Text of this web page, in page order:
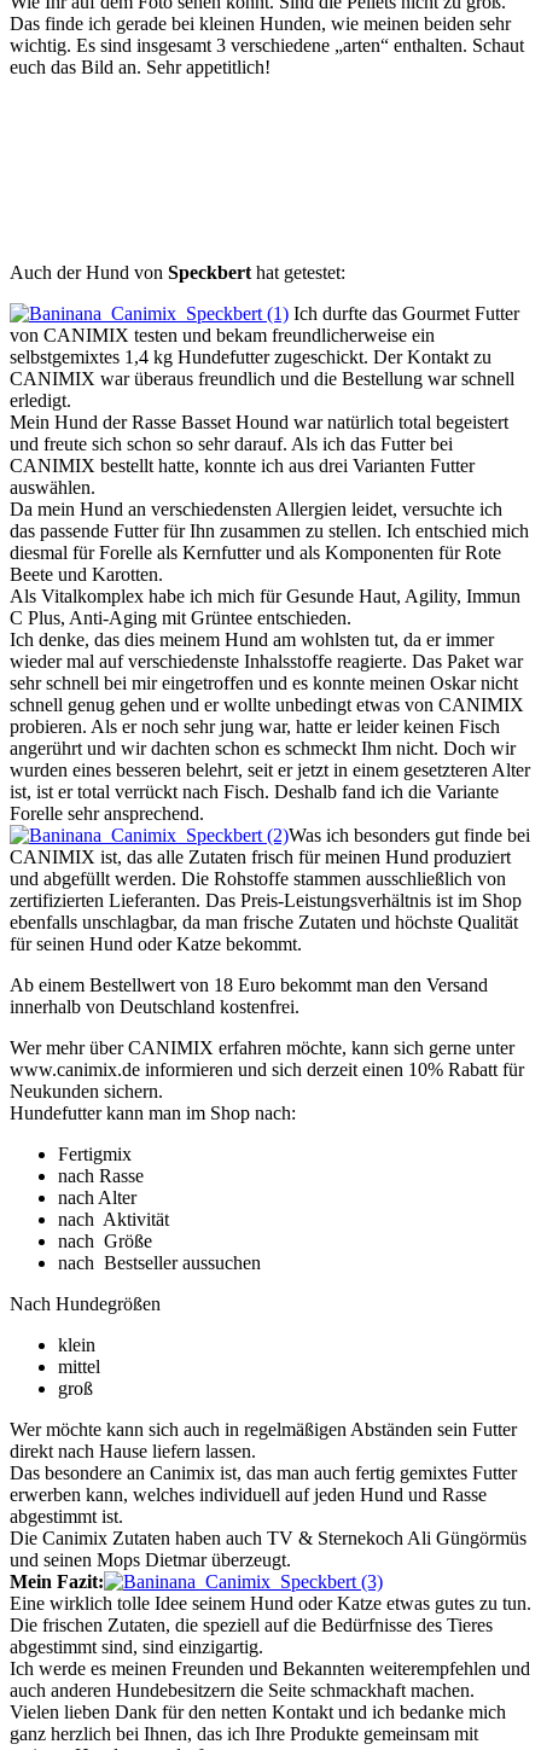
Das finde ich gerade bei kleinen Hunden, wie meinen beiden sehr
wichtig. Es sind insgesamt 3 verschiedene „arten“ enthalten. Schaut
euch das Bild an. Sehr appetitlich!
Auch der Hund von Speckbert hat getestet:
Ich durfte das Gourmet Futter
von CANIMIX testen und bekam freundlicherweise ein
selbstgemixtes 1,4 kg Hundefutter zugeschickt. Der Kontakt zu
CANIMIX war überaus freundlich und die Bestellung war schnell
erledigt.
Mein Hund der Rasse Basset Hound war natürlich total begeistert
und freute sich schon so sehr darauf. Als ich das Futter bei
CANIMIX bestellt hatte, konnte ich aus drei Varianten Futter
auswählen.
Da mein Hund an verschiedensten Allergien leidet, versuchte ich
das passende Futter für Ihn zusammen zu stellen. Ich entschied mich
diesmal für Forelle als Kernfutter und als Komponenten für Rote
Beete und Karotten.
Als Vitalkomplex habe ich mich für Gesunde Haut, Agility, Immun
C Plus, Anti-Aging mit Grüntee entschieden.
Ich denke, das dies meinem Hund am wohlsten tut, da er immer
wieder mal auf verschiedenste Inhalsstoffe reagierte. Das Paket war
sehr schnell bei mir eingetroffen und es konnte meinen Oskar nicht
schnell genug gehen und er wollte unbedingt etwas von CANIMIX
probieren. Als er noch sehr jung war, hatte er leider keinen Fisch
angerührt und wir dachten schon es schmeckt Ihm nicht. Doch wir
wurden eines besseren belehrt, seit er jetzt in einem gesetzteren Alter
ist, ist er total verrückt nach Fisch. Deshalb fand ich die Variante
Forelle sehr ansprechend.
Was ich besonders gut finde bei
CANIMIX ist, das alle Zutaten frisch für meinen Hund produziert
und abgefüllt werden. Die Rohstoffe stammen ausschließlich von
zertifizierten Lieferanten. Das Preis-Leistungsverhältnis ist im Shop
ebenfalls unschlagbar, da man frische Zutaten und höchste Qualität
für seinen Hund oder Katze bekommt.
Ab einem Bestellwert von 18 Euro bekommt man den Versand
innerhalb von Deutschland kostenfrei.
Wer mehr über CANIMIX erfahren möchte, kann sich gerne unter
www.canimix.de informieren und sich derzeit einen 10% Rabatt für
Neukunden sichern.
Hundefutter kann man im Shop nach:
Fertigmix
nach Rasse
nach Alter
nach Aktivität
nach Größe
nach Bestseller aussuchen
Nach Hundegrößen
klein
mittel
groß
Wer möchte kann sich auch in regelmäßigen Abständen sein Futter
direkt nach Hause liefern lassen.
Das besondere an Canimix ist, das man auch fertig gemixtes Futter
erwerben kann, welches individuell auf jeden Hund und Rasse
abgestimmt ist.
Die Canimix Zutaten haben auch TV & Sternekoch Ali Güngörmüs
und seinen Mops Dietmar überzeugt.
Mein Fazit:
Eine wirklich tolle Idee seinem Hund oder Katze etwas gutes zu tun.
Die frischen Zutaten, die speziell auf die Bedürfnisse des Tieres
abgestimmt sind, sind einzigartig.
Ich werde es meinen Freunden und Bekannten weiterempfehlen und
auch anderen Hundebesitzern die Seite schmackhaft machen.
Vielen lieben Dank für den netten Kontakt und ich bedanke mich
ganz herzlich bei Ihnen, das ich Ihre Produkte gemeinsam mit